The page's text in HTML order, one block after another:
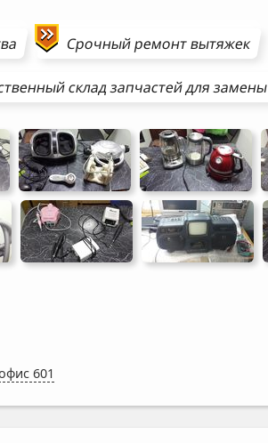
Срочный ремонтвытяжек
склад запчастей для замены
601